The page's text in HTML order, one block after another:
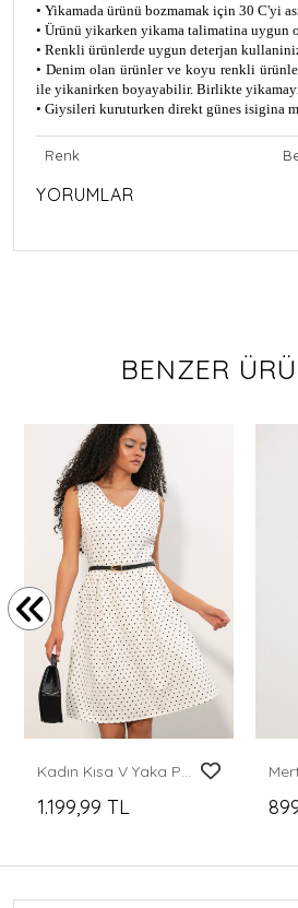
• Yikamada ürünü bozmamak için 30 C'yi
• Ürünü yikarken yikama talimatina uygun
• Renkli ürünlerde uygun deterjan
• Denim olan ürünler ve koyu renkli
ile yikanirken boyayabilir. Birlikte
• Giysileri kuruturken direkt günes isigina
Renk
YORUMLAR
BENZER
Kadın Kısa V Yaka Puantiyeli Elbise 2606 - Beyaz
1.199,99 TL